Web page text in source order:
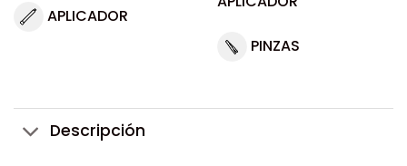
APLICADOR
PINZAS
Descripción